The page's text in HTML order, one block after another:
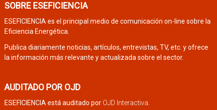
SOBRE ESEFICIENCIA
ESEFICIENCIA es el principal medio de comunicación on-line sobre la
Eficiencia Energética.
Publica diariamente noticias, artículos, entrevistas, TV, etc. y ofrece
la información más relevante y actualizada sobre el sector.
AUDITADO POR OJD
ESEFICIENCIA está auditado por OJD Interactiva